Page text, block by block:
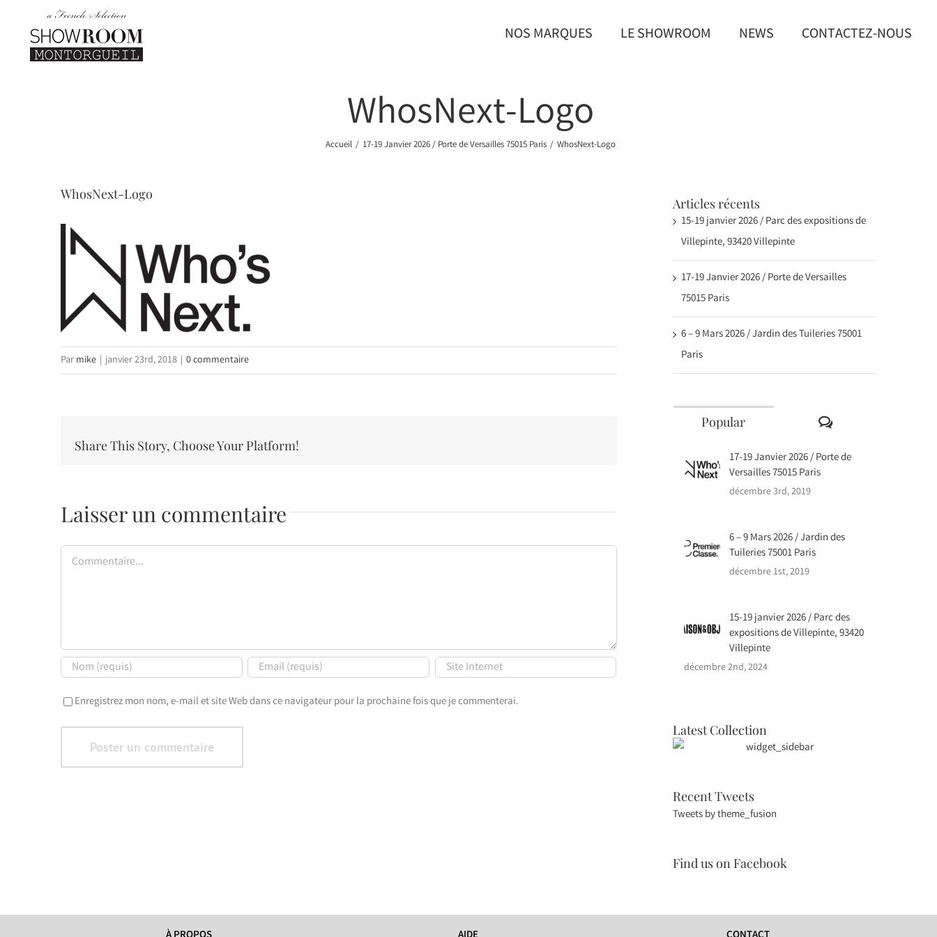
contenu
NOS MARQUES LE SHOWROOM NEWS CONTACTEZ-NOUS
WhosNext-Logo
Accueil / 17-19 Janvier 2026 / Porte de Versailles 75015 Paris / WhosNext-Logo
WhosNext-Logo
Par mike janvier 23rd, 2018 0 commentaire
Share This Story, Choose Your Platform!
Laisser un commentaire
Commentaire
Enregistrez mon nom, e-mail et site Web dans ce navigateur pour la prochaine fois que je commenterai.
Articles récents
15-19 janvier 2026 / Parc des expositions de
Villepinte, 93420 Villepinte
17-19 Janvier 2026 / Porte de Versailles
75015 Paris
6 – 9 Mars 2026 / Jardin des Tuileries 75001
Paris
Popular Comments
17-19 Janvier 2026 / Porte de
Versailles 75015 Paris
décembre 3rd, 2019
6 – 9 Mars 2026 / Jardin des
Tuileries 75001 Paris
décembre 1st, 2019
15-19 janvier 2026 / Parc des
expositions de Villepinte, 93420
Villepinte
décembre 2nd, 2024
Latest Collection
Recent Tweets
Tweets by theme_fusion
Find us on Facebook